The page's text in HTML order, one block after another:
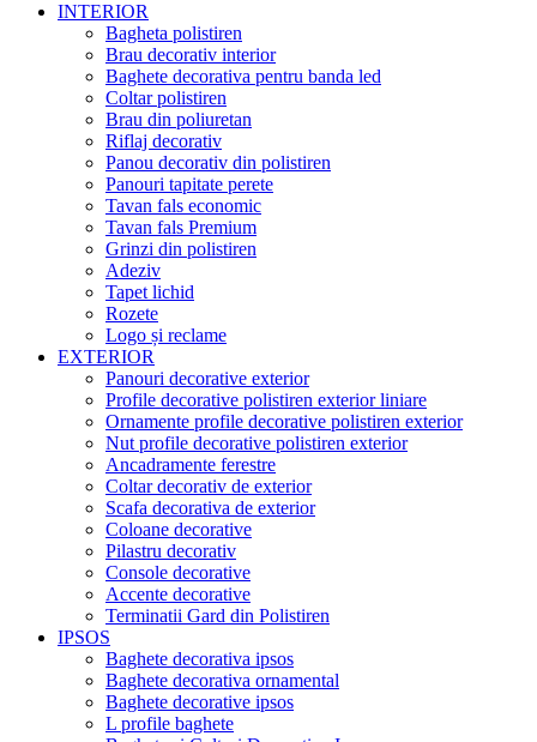
INTERIOR
Bagheta polistiren
Brau decorativ interior
Baghete decorativa pentru banda led
Coltar polistiren
Brau din poliuretan
Riflaj decorativ
Panou decorativ din polistiren
Panouri tapitate perete
Tavan fals economic
Tavan fals Premium
Grinzi din polistiren
Adeziv
Tapet lichid
Rozete
Logo și reclame
EXTERIOR
Panouri decorative exterior
Profile decorative polistiren exterior liniare
Ornamente profile decorative polistiren exterior
Nut profile decorative polistiren exterior
Ancadramente ferestre
Coltar decorativ de exterior
Scafa decorativa de exterior
Coloane decorative
Pilastru decorativ
Console decorative
Accente decorative
Terminatii Gard din Polistiren
IPSOS
Baghete decorativa ipsos
Baghete decorativa ornamental
Baghete decorative ipsos
L profile baghete